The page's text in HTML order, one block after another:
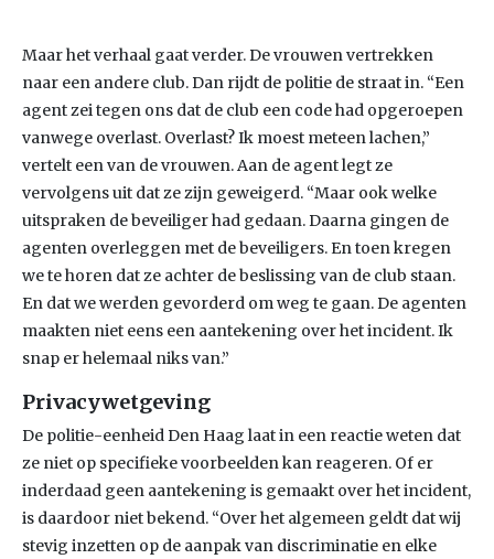
Maar het verhaal gaat verder. De vrouwen vertrekken
naar een andere club. Dan rijdt de politie de straat in. “Een
agent zei tegen ons dat de club een code had opgeroepen
vanwege overlast. Overlast? Ik moest meteen lachen,”
vertelt een van de vrouwen. Aan de agent legt ze
vervolgens uit dat ze zijn geweigerd. “Maar ook welke
uitspraken de beveiliger had gedaan. Daarna gingen de
agenten overleggen met de beveiligers. En toen kregen
we te horen dat ze achter de beslissing van de club staan.
En dat we werden gevorderd om weg te gaan. De agenten
maakten niet eens een aantekening over het incident. Ik
snap er helemaal niks van.”
Privacywetgeving
De politie-eenheid Den Haag laat in een reactie weten dat
ze niet op specifieke voorbeelden kan reageren. Of er
inderdaad geen aantekening is gemaakt over het incident,
is daardoor niet bekend. “Over het algemeen geldt dat wij
stevig inzetten op de aanpak van discriminatie en elke